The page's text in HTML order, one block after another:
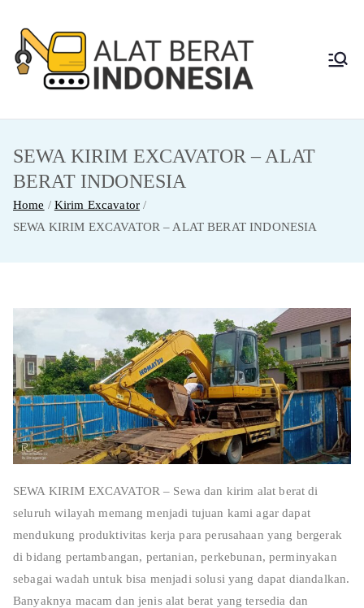
content
Berat
Indon
Jasa Sewa Alat
SEWA KIRIM EXCAVATOR – ALAT
BERAT INDONESIA
Home
Kirim Excavator
SEWA KIRIM EXCAVATOR – ALAT BERAT INDONESIA
SEWA KIRIM EXCAVATOR – Sewa dan kirim alat berat di
seluruh wilayah memang menjadi tujuan kami agar dapat
mendukung produktivitas kerja para perusahaan yang bergerak
di bidang pertambangan, pertanian, perkebunan, perminyakan
sebagai wadah untuk bisa menjadi solusi yang dapat diandalkan.
Banyaknya macam dan jenis alat berat yang tersedia dan